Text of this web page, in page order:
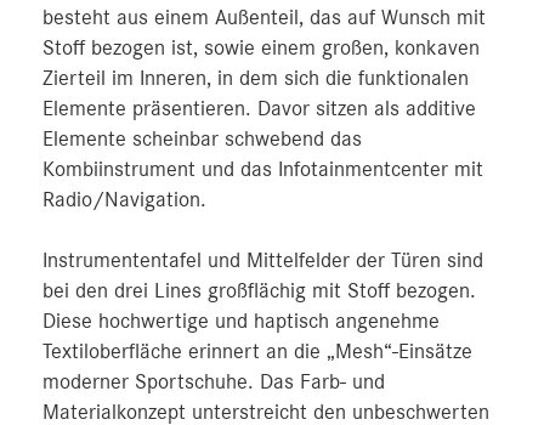
besteht aus einem Außenteil, das auf Wunsch mit
Stoff bezogen ist, sowie einem großen, konkaven
Zierteil im Inneren, in dem sich die funktionalen
Elemente präsentieren. Davor sitzen als additive
Elemente scheinbar schwebend das
Kombiinstrument und das Infotainmentcenter mit
Radio/Navigation.
Instrumententafel und Mittelfelder der Türen sind
bei den drei Lines großflächig mit Stoff bezogen.
Diese hochwertige und haptisch angenehme
Textiloberfläche erinnert an die „Mesh“-Einsätze
moderner Sportschuhe. Das Farb- und
Materialkonzept unterstreicht den unbeschwerten